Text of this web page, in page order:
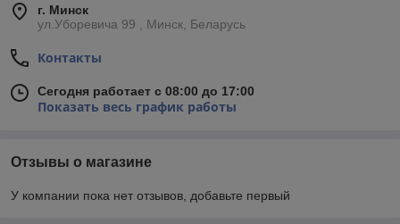
г. Минск
ул.Уборевича 99 , Минск, Беларусь
Контакты
Сегодня работает с 08:00 до 17:00
Показать весь график работы
Отзывы о магазине
У компании пока нет отзывов, добавьте первый